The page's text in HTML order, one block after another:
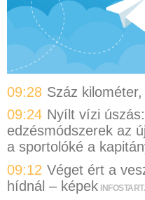
09:28 Száz
09:24 Nyílt vízi
edzésmódszerek az
a sportolóké a
09:12 Véget ért a
hídnál – képek